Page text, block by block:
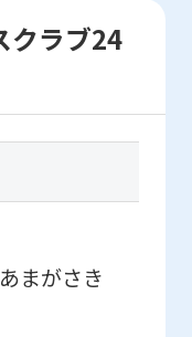
クラブ24
あまがさき